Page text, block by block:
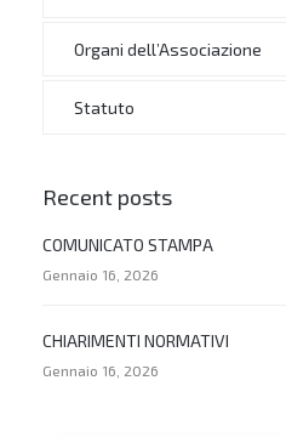
Organi dell’Associazione
Statuto
Recent posts
COMUNICATO STAMPA
Gennaio 16, 2026
CHIARIMENTI NORMATIVI
Gennaio 16, 2026